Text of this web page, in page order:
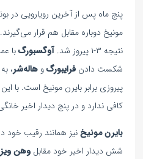
پنج ماه پس از آخرین رویارویی در
مونیخ دوباره مقابل هم قرار
نتیجه ۳-۱ پیروز شد.
آوگسبورگبا
شکست دادنفرایبورگوهاله‌شر،
پیروزی برابر بایرن مونیخ است. با
کافی ندارد و در پنج دیدار اخیر
بایرن مونیخنیز همانند رقیب خود
شش دیدار اخیر خود مقابلوهن